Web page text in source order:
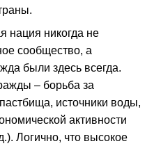
нация никогда не
сообщество, а
были здесь всегда.
– борьба за
источники воды,
активности
Логично, что высокое